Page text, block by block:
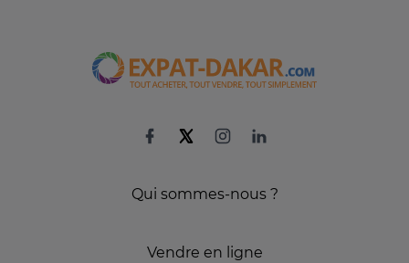
Qui sommes-nous ?
Vendre en ligne